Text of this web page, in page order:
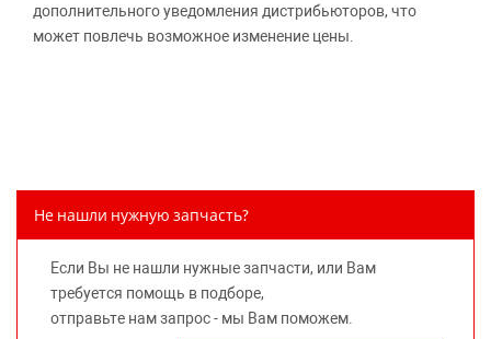
дополнительного уведомления дистрибьюторов, что
может повлечь возможное изменение цены.
предлагаемых к продаже запасных частей для
правообладателей указанных товарных знаков.
Требование предоставлять покупателю необходимую и
достоверную информацию о товаре, предлагаемом к
Не нашли нужную запчасть?
Если Вы не нашли нужные запчасти, или Вам
требуется помощь в подборе,
отправьте нам запрос - мы Вам поможем.